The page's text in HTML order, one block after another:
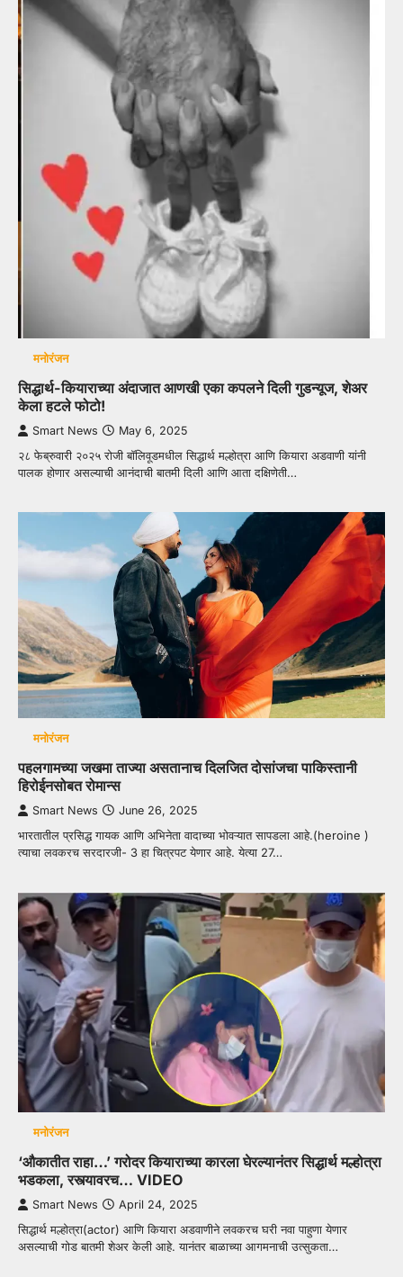
मनोरंजन
सिद्धार्थ-कियाराच्या अंदाजात आणखी एका कपलने दिली गुडन्यूज, शेअर
केला हटले फोटो!
Smart News May 6, 2025
२८ फेब्रुवारी २०२५ रोजी बॉलिवूडमधील सिद्धार्थ मल्होत्रा ​​आणि कियारा अडवाणी यांनी
पालक होणार असल्याची आनंदाची बातमी दिली आणि आता दक्षिणेती…
मनोरंजन
पहलगामच्या जखमा ताज्या असतानाच दिलजित दोसांजचा पाकिस्तानी
हिरोईनसोबत रोमान्स
Smart News June 26, 2025
भारतातील प्रसिद्ध गायक आणि अभिनेता वादाच्या भोवऱ्यात सापडला आहे.(heroine )
त्याचा लवकरच सरदारजी- 3 हा चित्रपट येणार आहे. येत्या 27…
मनोरंजन
‘औकातीत राहा…’ गरोदर कियाराच्या कारला घेरल्यानंतर सिद्धार्थ मल्होत्रा
भडकला, रस्त्यावरच… VIDEO
Smart News April 24, 2025
सिद्धार्थ मल्होत्रा(actor) आणि कियारा अडवाणीने लवकरच घरी नवा पाहुणा येणार
असल्याची गोड बातमी शेअर केली आहे. यानंतर बाळाच्या आगमनाची उत्सुकता…